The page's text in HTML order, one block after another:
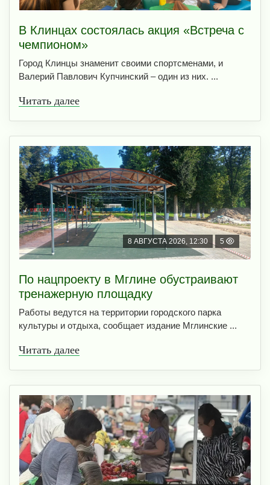
В Клинцах состоялась акция «Встреча с
чемпионом»
Город Клинцы знаменит своими спортсменами, и
Валерий Павлович Купчинский – один из них. ...
Читать далее
8 АВГУСТА 2026, 12:30 5
По нацпроекту в Мглине обустраивают
тренажерную площадку
Работы ведутся на территории городского парка
культуры и отдыха, сообщает издание Мглинские ...
Читать далее